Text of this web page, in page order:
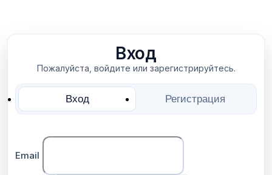
Вход
Пожалуйста, войдите или зарегистрируйтесь.
Вход Регистрация
Email